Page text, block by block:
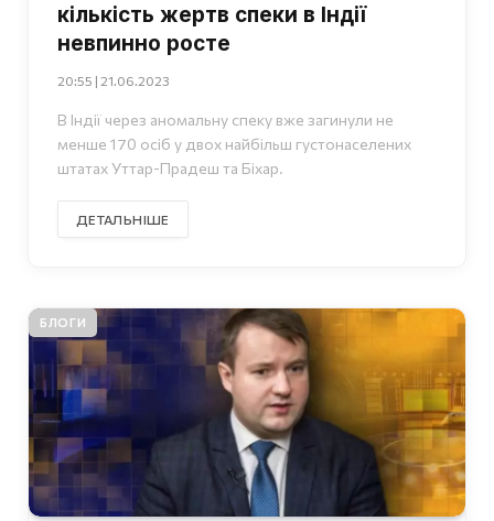
кількість жертв спеки в Індії
невпинно росте
20:55 | 21.06.2023
В Індії через аномальну спеку вже загинули не
менше 170 осіб у двох найбільш густонаселених
штатах Уттар-Прадеш та Біхар.
ДЕТАЛЬНІШЕ
БЛОГИ